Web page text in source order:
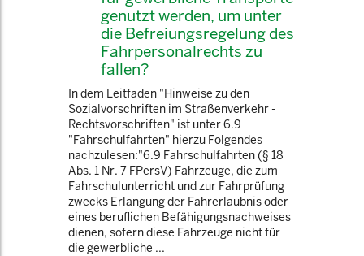
genutzt werden, um unter
die Befreiungsregelung des
Fahrpersonalrechts zu
fallen?
In dem Leitfaden "Hinweise zu den
Sozialvorschriften im Straßenverkehr -
Rechtsvorschriften" ist unter 6.9
"Fahrschulfahrten" hierzu Folgendes
nachzulesen:"6.9 Fahrschulfahrten (§ 18
Abs. 1 Nr. 7 FPersV) Fahrzeuge, die zum
Fahrschulunterricht und zur Fahrprüfung
zwecks Erlangung der Fahrerlaubnis oder
eines beruflichen Befähigungsnachweises
dienen, sofern diese Fahrzeuge nicht für
die gewerbliche ...